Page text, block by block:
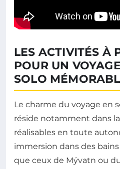
LES ACTIVITÉS À
POUR UN
SOLO
Le charme du voyage en
réside notamment dans
réalisables en toute
immersion dans des
que ceux de Mývatn ou